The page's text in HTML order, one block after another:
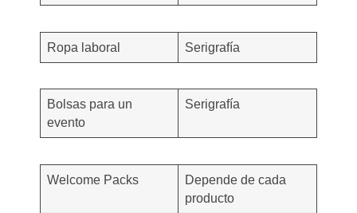
Ropa laboral Serigrafía
Bolsas para un
evento
Serigrafía
Welcome Packs
Depende de cada
producto